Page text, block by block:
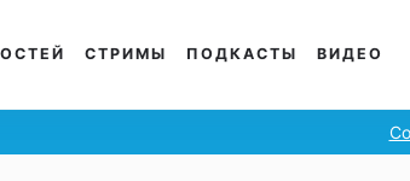
СТРИМЫ ПОДКАСТЫ ВИДЕО